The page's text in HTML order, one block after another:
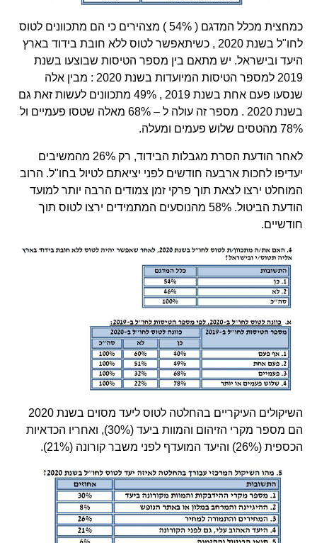
כמחצית מכלל המדגם ( 54% ) מצהירים כי הם מתכוונים לטוס
לחו"ל בשנת 2020 , כשיתאפשר לטוס ללא חובת בידוד בארץ
היעד ובישראל. יש מתאם בין מספר הטיסות שבוצעו בשנת
2019 למספר הטיסות המיועדות בשנת 2020 : מבין אלה
שנסעו פעם אחת בשנת 2019 , 49% מתכוונים לעשות זאת גם
בשנת 2020 . מספר זה עולה ל – 68% מאלה שטסו פעמיים ול
78% מהטסים שלוש פעמים ומעלה.
לאחר הודעת הסרת מגבלות הבידוד, רק 26% מהמשיבים
יעדיפו לחכות ארבעה חודשים לפני יציאתם לטיול בחו"ל. הרוב
המוחלט ירצו לצאת תוך פרקי זמן צמודים הרבה יותר למועד
הודעת הביטול. 58% מהנוסעים המתמידים ירצו לטוס תוך
חודשיים.
השיקולים העיקריים בהחלטה לטוס ליעד מסוים בשנת 2020
הם מספר מקרי הזיהום והמוות ביעד (30%), ואחריו הכדאיות
הכספית (26%) והיעד המועדף לפני משבר קורונה (21%).